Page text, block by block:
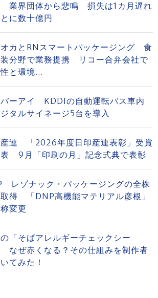
業界団体から悲鳴 損失は1カ月遅れ
に数十億円
オカとRNスマートパッケージング 食
分野で業務提携 リコー合弁会社で
と環境...
バーアイ KDDIの自動運転バス車内
タルサイネージ5台を導入
産連 「2026年度日印産連表彰」受賞
9月「印刷の月」記念式典で表彰
レゾナック・パッケージングの全株
得 「DNP高機能マテリアル彦根」
変更
「そばアレルギーチェックシー
なぜ赤くなる？その仕組みを制作者
てみた！